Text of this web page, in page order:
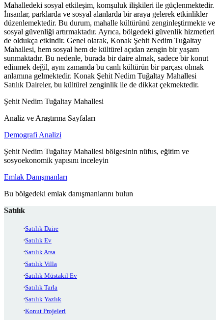
Mahalledeki sosyal etkileşim, komşuluk ilişkileri ile güçlenmektedir.
İnsanlar, parklarda ve sosyal alanlarda bir araya gelerek etkinlikler
düzenlemektedir. Bu durum, mahalle kültürünü zenginleştirmekte ve
sosyal güvenliği artırmaktadır. Ayrıca, bölgedeki güvenlik hizmetleri
de oldukça etkindir. Genel olarak, Konak Şehit Nedim Tuğaltay
Mahallesi, hem sosyal hem de kültürel açıdan zengin bir yaşam
sunmaktadır. Bu nedenle, burada bir daire almak, sadece bir konut
edinmek değil, aynı zamanda bu canlı kültürün bir parçası olmak
anlamına gelmektedir. Konak Şehit Nedim Tuğaltay Mahallesi
Satılık Daireler, bu kültürel zenginlik ile de dikkat çekmektedir.
Şehit Nedim Tuğaltay Mahallesi
Analiz ve Araştırma Sayfaları
Demografi Analizi
Şehit Nedim Tuğaltay Mahallesi bölgesinin nüfus, eğitim ve
sosyoekonomik yapısını inceleyin
Emlak Danışmanları
Bu bölgedeki emlak danışmanlarını bulun
Satılık
Satılık Daire
Satılık Ev
Satılık Arsa
Satılık Villa
Satılık Müstakil Ev
Satılık Tarla
Satılık Yazlık
Konut Projeleri